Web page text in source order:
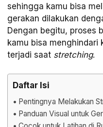
sehingga kamu bisa
gerakan dilakukan
Dengan begitu, proses
kamu bisa menghindari
terjadi saat stretching.
Daftar Isi
Pentingnya Melakukan
Panduan Visual untuk